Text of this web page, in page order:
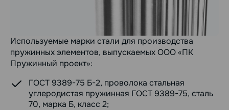
Используемые марки стали для производства
пружинных элементов, выпускаемых ООО «ПК
Пружинный проект»:
ГОСТ 9389-75 Б-2, проволока стальная
углеродистая пружинная ГОСТ 9389-75, сталь
70, марка Б, класс 2;